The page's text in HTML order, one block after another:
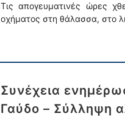
Τις απογευματινές ώρες
οχήματος στη θάλασσα, στο
Συνέχεια
Γαύδο – Σύλληψη